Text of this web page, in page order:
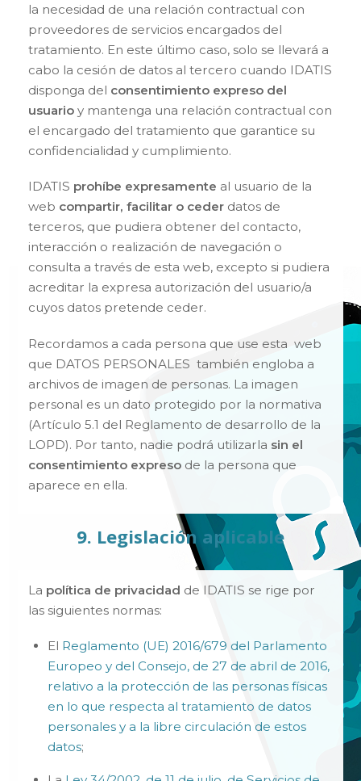
la necesidad de una relación contractual con
proveedores de servicios encargados del
tratamiento. En este último caso, solo se llevará a
cabo la cesión de datos al tercero cuando IDATIS
disponga del consentimiento expreso del
usuarioy mantenga una relación contractual con
el encargado del tratamiento que garantice su
confidencialidad y cumplimiento.
IDATIS prohíbe expresamente al usuario de la
web compartir, facilitar o cederdatos de
terceros, que pudiera obtener del contacto,
interacción o realización de navegación o
consulta a través de esta web, excepto si pudiera
acreditar la expresa autorización del usuario/a
cuyos datos pretende ceder.
Recordamos a cada persona que use esta web
que DATOS PERSONALES también engloba a
archivos de imagen de personas. La imagen
personal es un dato protegido por la normativa
(Artículo 5.1 del Reglamento de desarrollo de la
LOPD). Por tanto, nadie podrá utilizarla sin el
consentimiento expresode la persona que
aparece en ella.
9. Legislación aplicable
La política de privacidad de IDATIS se rige por
las siguientes normas:
El Reglamento (UE) 2016/679 del Parlamento
Europeo y del Consejo, de 27 de abril de 2016,
relativo a la protección de las personas físicas
en lo que respecta al tratamiento de datos
personales y a la libre circulación de estos
datos;